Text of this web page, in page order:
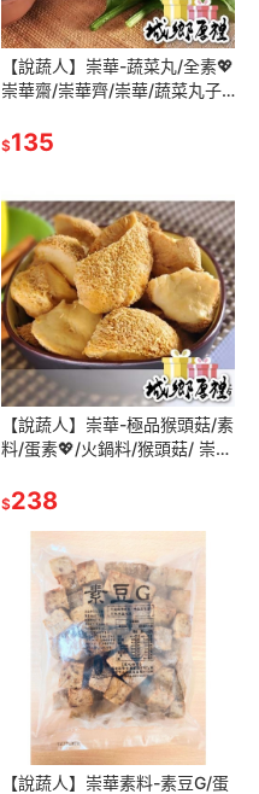
【說蔬人】崇華-蔬菜丸/全素💖
崇華齋/崇華齊/崇華/蔬菜丸子/
冷凍丸子/素食
$135
【說蔬人】崇華-極品猴頭菇/素
料/蛋素💖/火鍋料/猴頭菇/ 崇華
料理/素食食品
$238
【說蔬人】崇華素料-素豆G/蛋